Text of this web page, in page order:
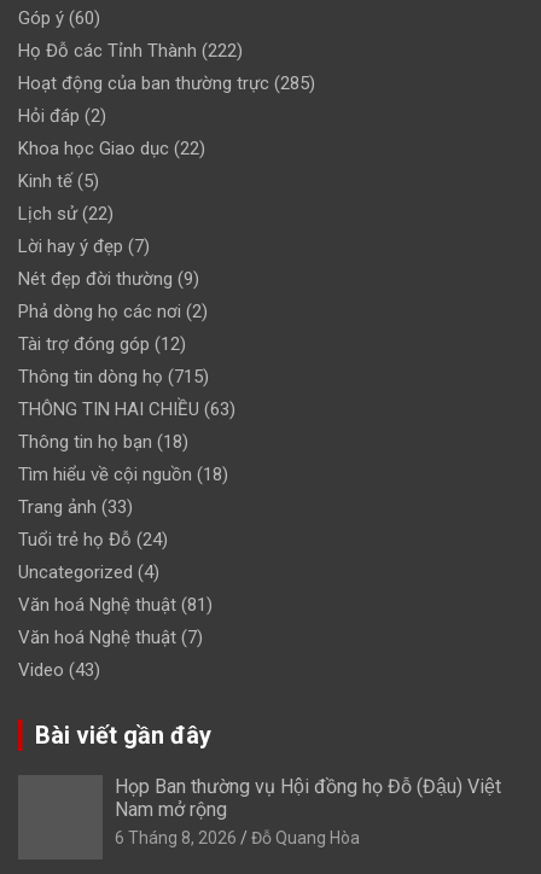
Góp ý (60)
Họ Đỗ các Tỉnh Thành (222)
Hoạt động của ban thường trực (285)
Hỏi đáp (2)
Khoa học Giao dục (22)
Kinh tế(5)
Lịch sử(22)
Lời hay ý đẹp (7)
Nét đẹp đời thường (9)
Phả dòng họ các nơi (2)
Tài trợ đóng góp (12)
Thông tin dòng họ (715)
THÔNG TIN HAI CHIỀU (63)
Thông tin họ bạn (18)
Tìm hiểu về cội nguồn (18)
Trang ảnh (33)
Tuổi trẻ họ Đỗ (24)
Uncategorized (4)
Văn hoá Nghệ thuật (81)
Văn hoá Nghệ thuật (7)
Video (43)
Bài viết gần đây
Họp Ban thường vụ Hội đồng họ Đỗ (Đậu) Việt
Nam mở rộng
6 Tháng 8, 2026 Đỗ Quang Hòa